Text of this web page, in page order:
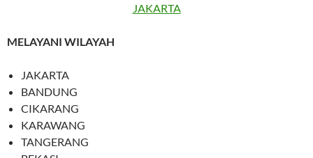
JAKARTA
MELAYANI WILAYAH
JAKARTA
BANDUNG
CIKARANG
KARAWANG
TANGERANG